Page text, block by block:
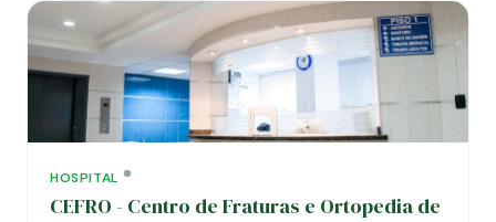
HOSPITAL
CEFRO - Centro de Fraturas e Ortopedia de